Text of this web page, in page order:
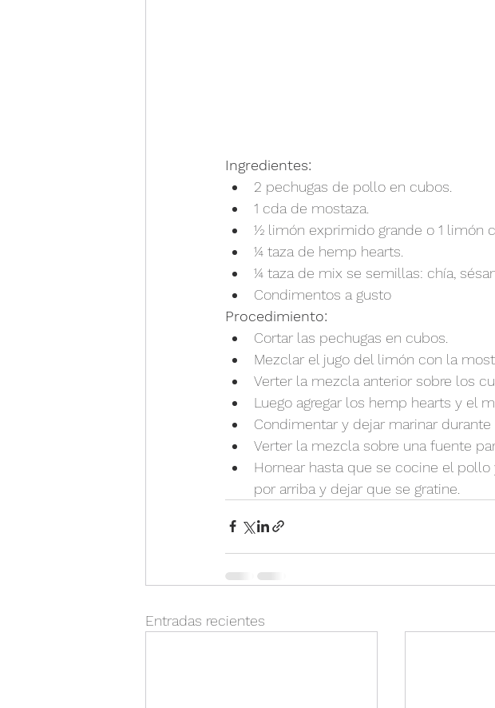
Ingredientes:
2 pechugas de pollo en cubos.
1 cda de mostaza.
½ limón exprimido grande o 1 limón
¼ taza de hemp hearts.
¼ taza de mix se semillas: chía,
Condimentos a gusto
Procedimiento:
Cortar las pechugas en cubos.
Mezclar el jugo del limón con la
Verter la mezcla anterior sobre los
Luego agregar los hemp hearts y el
Condimentar y dejar marinar
Verter la mezcla sobre una fuente
Hornear hasta que se cocine el
por arriba y dejar que se gratine.
Entradas recientes